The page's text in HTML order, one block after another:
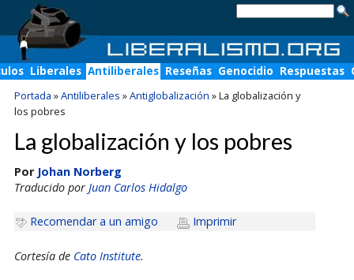
Liberales Antiliberales Reseñas Genocidio Respuestas
Portada »Antiliberales »Antiglobalización »La globalización y
los pobres
La globalización y los pobres
Por Johan Norberg
Traducido por Juan Carlos Hidalgo
Recomendar a un amigo Imprimir
Cortesía de Cato Institute.